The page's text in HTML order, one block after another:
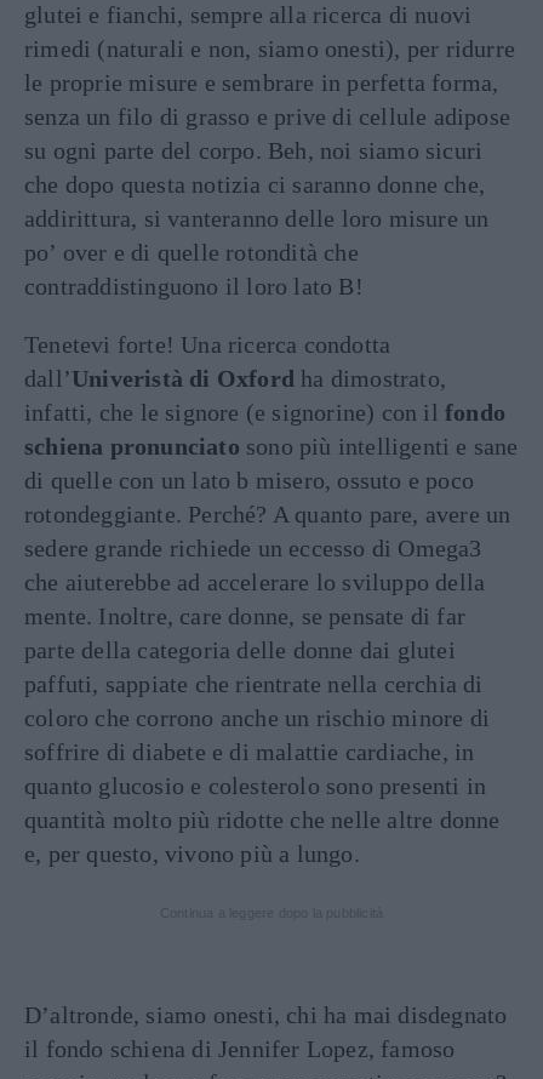
glutei e fianchi, sempre alla ricerca di nuovi
rimedi (naturali e non, siamo onesti), per ridurre
le proprie misure e sembrare in perfetta forma,
senza un filo di grasso e prive di cellule adipose
su ogni parte del corpo. Beh, noi siamo sicuri
che dopo questa notizia ci saranno donne che,
addirittura, si vanteranno delle loro misure un
po’ over e di quelle rotondità che
contraddistinguono il loro lato B!
Tenetevi forte! Una ricerca condotta
dall’Univeristà di Oxford ha dimostrato,
infatti, che le signore (e signorine) con ilfondo
schiena pronunciato sono più intelligenti e sane
di quelle con un lato b misero, ossuto e poco
rotondeggiante. Perché? A quanto pare, avere un
sedere grande richiede un eccesso di Omega3
che aiuterebbe ad accelerare lo sviluppo della
mente. Inoltre, care donne, se pensate di far
parte della categoria delle donne dai glutei
paffuti, sappiate che rientrate nella cerchia di
coloro che corrono anche un rischio minore di
soffrire di diabete e di malattie cardiache, in
quanto glucosio e colesterolo sono presenti in
quantità molto più ridotte che nelle altre donne
e, per questo, vivono più a lungo.
D’altronde, siamo onesti, chi ha mai disdegnato
il fondo schiena di Jennifer Lopez, famoso